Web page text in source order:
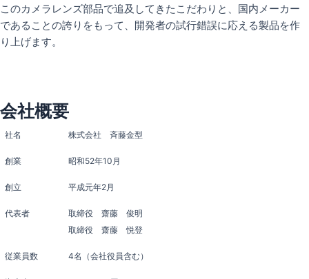
このカメラレンズ部品で追及してきたこだわりと、国内メーカー
であることの誇りをもって、開発者の試行錯誤に応える製品を作
り上げます。
会社概要
社名 株式会社 斉藤金型
創業 昭和52年10月
創立 平成元年2月
代表者
取締役 齋藤 俊明
取締役 齋藤 悦登
従業員数 4名（会社役員含む）